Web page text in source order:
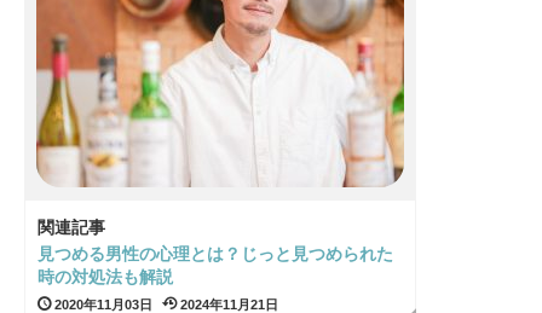
関連記事
見つめる男性の心理とは？じっと見つめられた
時の対処法も解説
2020年11月03日 2024年11月21日